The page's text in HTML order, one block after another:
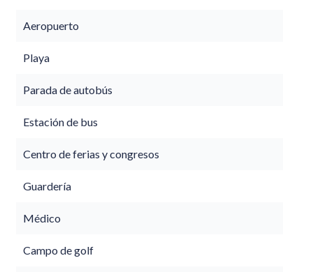
Aeropuerto
Playa
Parada de autobús
Estación de bus
Centro de ferias y congresos
Guardería
Médico
Campo de golf